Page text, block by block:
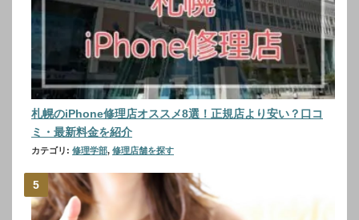
札幌のiPhone修理店オススメ8選！正規店より安い？口コ
ミ・最新料金を紹介
カテゴリ: 修理学部, 修理店舗を探す